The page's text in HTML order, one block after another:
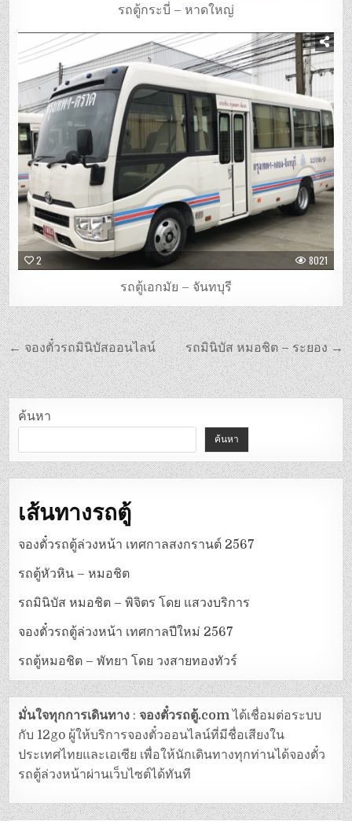
รถตู้กระบี่ – หาดใหญ่
2 8021
รถตู้เอกมัย – จันทบุรี
แนะแนว
เรื่อง
รถมินิบัส หมอชิต – ระยอง →
← จองตั๋วรถมินิบัสออนไลน์
ค้นหา
ค้นหา
เส้นทางรถตู้
จองตั๋วรถตู้ล่วงหน้า เทศกาลสงกรานต์ 2567
รถตู้หัวหิน – หมอชิต
รถมินิบัส หมอชิต – พิจิตร โดย แสวงบริการ
จองตั๋วรถตู้ล่วงหน้า เทศกาลปีใหม่ 2567
รถตู้หมอชิต – พัทยา โดย วงสายทองทัวร์
มั่นใจทุกการเดินทาง :จองตั๋วรถตู้.comได้เชื่อมต่อระบบ
กับ 12go ผู้ให้บริการจองตั๋วออนไลน์ที่มีชื่อเสียงใน
ประเทศไทยและเอเซีย เพื่อให้นักเดินทางทุกท่านได้จองตั๋ว
รถตู้ล่วงหน้าผ่านเว็บไซต์ได้ทันที